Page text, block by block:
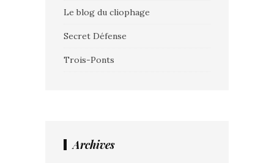
Le blog du cliophage
Secret Défense
Trois-Ponts
Archives